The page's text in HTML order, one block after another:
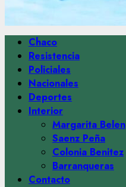
Menú
principal
Chaco
Resistencia
Policiales
Nacionales
Deportes
Interior
Margarita Belen
Saenz Peña
Colonia Benitez
Barranqueras
Contacto